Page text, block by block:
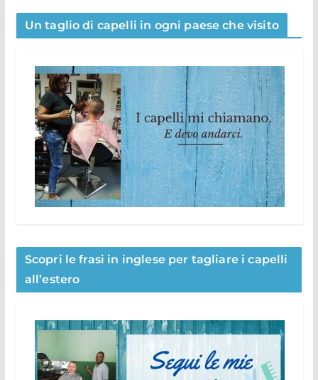
Un taglio di capelli in ogni paese che visito
Scopri le frasi in inglese per tagliare i capelli
all’estero